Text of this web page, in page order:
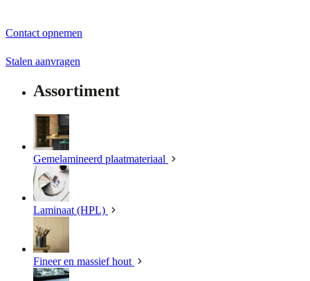
Contact opnemen
Stalen aanvragen
Assortiment
Gemelamineerd plaatmateriaal
Laminaat (HPL)
Fineer en massief hout